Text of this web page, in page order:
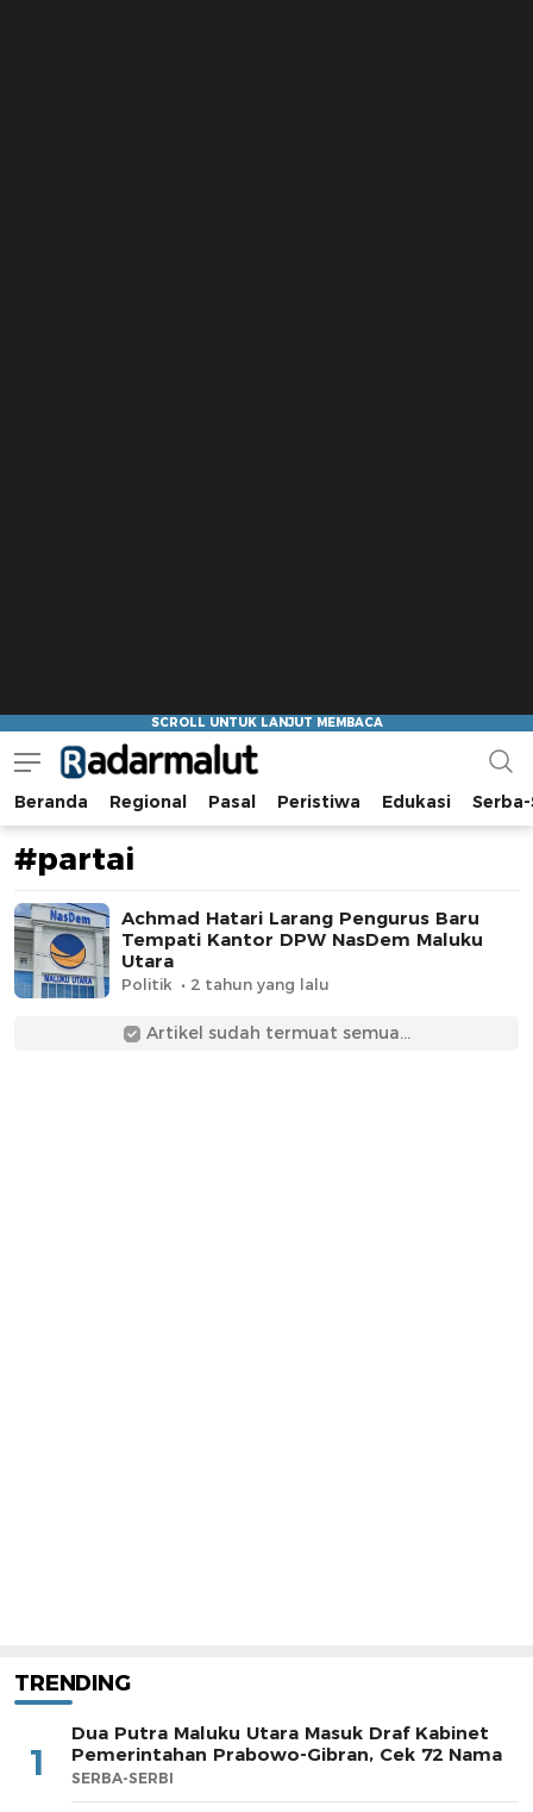
Radar Malut
Bacaan Nyindir
Beranda Regional Pasal Peristiwa Edukasi
#partai
Achmad Hatari Larang Pengurus Baru
Tempati Kantor DPW NasDem Maluku
Utara
Politik 2 tahun yang lalu
Artikel sudah termuat semua...
TRENDING
1
Dua Putra Maluku Utara Masuk Draf Kabinet
Pemerintahan Prabowo-Gibran, Cek 72 Nama
SERBA-SERBI